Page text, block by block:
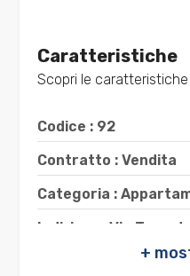
Caratteristiche
Scopri le
Codice : 92
Contratto : Vendita
Categoria :
Indirizzo : Via Trav.
5+
Bagni
minimi
Qualsiasi